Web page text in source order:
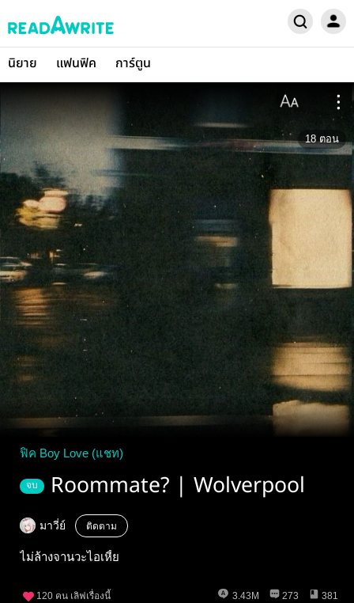
นิยาย แฟนฟิค การ์ตูน
18 ตอน
ฟิค Boy Love (แชท)
จบ Roommate? | Wolverpool
มาวี่ย์ ติดตาม
ไม่ล้างจานวะไอเหี้ย
120 คน เลิฟเรื่องนี้ 3.43M 273 381